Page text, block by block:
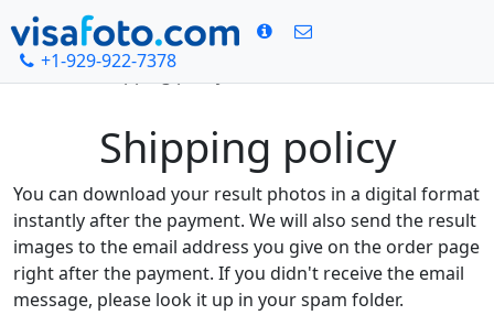
+1-929-922-7378
Domů Shipping policy
Shipping policy
You can download your result photos in a digital format
instantly after the payment. We will also send the result
images to the email address you give on the order page
right after the payment. If you didn't receive the email
message, please look it up in your spam folder.